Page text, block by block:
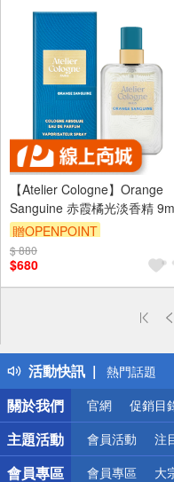
【Atelier Cologne】Orange
Sanguine 赤霞橘光淡香精
贈OPENPOINT
訂單滿 2000 元折抵 100元
（運費不算在 2000 元的範
內）
$ 880
$680
活動快訊
偏遠地區配送
得獎公告
熱門話題
銀行優惠
偏遠地區配
詐騙網頁！
關於我們
官網 促銷目
主題活動 會員活動 注
會員專區 會員專區 大